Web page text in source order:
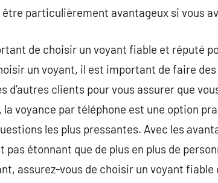
particulièrement avantageux si vous
de choisir un voyant fiable et réputé
un voyant, il est important de faire
d’autres clients pour vous assurer que
voyance par téléphone est une option
les plus pressantes. Avec les
pas étonnant que de plus en plus de
assurez-vous de choisir un voyant